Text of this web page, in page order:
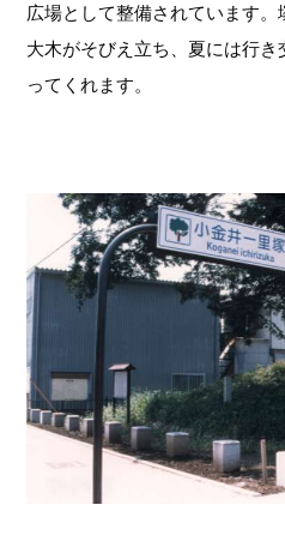
広場として整備されています
大木がそびえ立ち、夏には行
ってくれます。